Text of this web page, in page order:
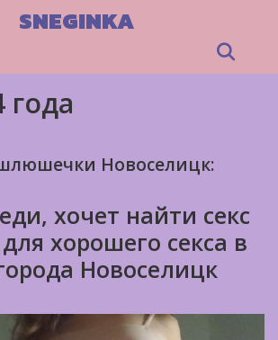
SNEGINKA
года
Новоселицк:
хочет найти секс
хорошего секса в
Новоселицк